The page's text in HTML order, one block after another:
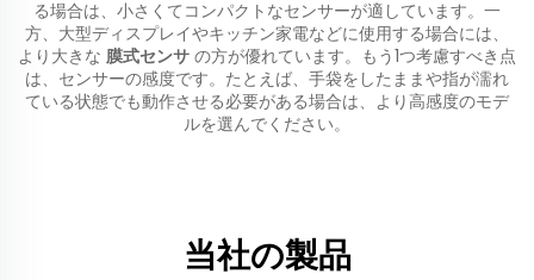
る場合は、小さくてコンパクトなセンサーが適しています。一
方、大型ディスプレイやキッチン家電などに使用する場合には、
より大きな 膜式センサ の方が優れています。もう1つ考慮すべき点
は、センサーの感度です。たとえば、手袋をしたままや指が濡れ
ている状態でも動作させる必要がある場合は、より高感度のモデ
ルを選んでください。
当社の製品